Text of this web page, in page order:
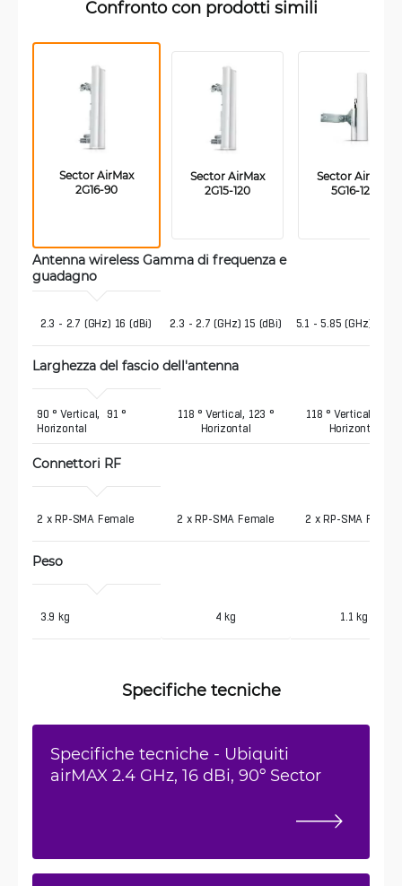
Confronto con prodotti simili
2G16-90
2G15-120
5G16-120
Antenna wireless Gamma di frequenza e
guadagno
2.3 - 2.7 (GHz) 16 (dBi) 2.3 - 2.7 (GHz) 15 (dBi) 5.1 - 5.85 (GHz) 16
Larghezza del fascio dell'antenna
90 ° Vertical,  91 °
Horizontal
118 ° Vertical, 123 °
Horizontal
118 ° Vertical, 137 °
Horizontal
Connettori RF
2 x RP-SMA Female 2 x RP-SMA Female 2 x RP-SMA Female
Peso
3.9 kg 4 kg 1.1 kg
Specifiche tecniche
Specifiche tecniche - Ubiquiti
airMAX 2.4 GHz, 16 dBi, 90º Sector